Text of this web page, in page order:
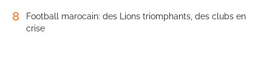
8
Football marocain: des Lions triomphants, des clubs en
crise